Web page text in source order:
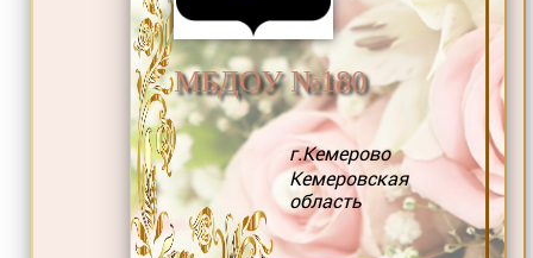
МБДОУ №180
г.Кемерово
Кемеровская
область